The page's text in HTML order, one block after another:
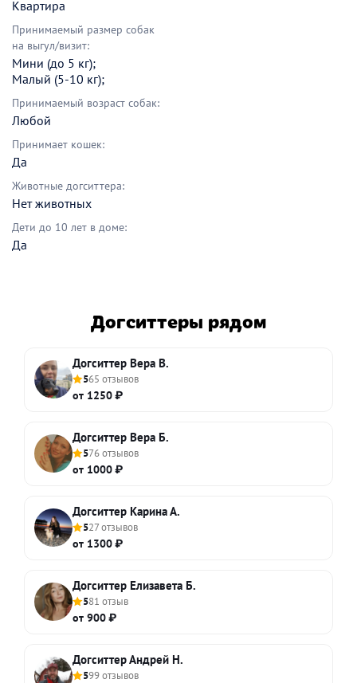
Квартира
Принимаемый размер собак
на выгул/визит:
Мини (до 5 кг);
Малый (5-10 кг);
Принимаемый возраст собак:
Любой
Принимает кошек:
Да
Животные догситтера:
Нет животных
Дети до 10 лет в доме:
Да
Догситтеры рядом
Догситтер Вера В.
565 отзывов
от 1250 ₽
Догситтер Вера Б.
576 отзывов
от 1000 ₽
Догситтер Карина А.
527 отзывов
от 1300 ₽
Догситтер Елизавета Б.
581 отзыв
от 900 ₽
Догситтер Андрей Н.
599 отзывов